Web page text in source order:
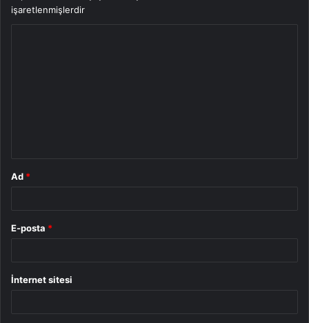
işaretlenmişlerdir
Ad *
E-posta *
İnternet sitesi